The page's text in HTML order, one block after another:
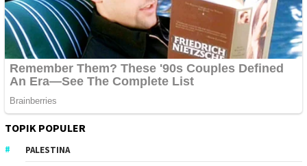
TOPIK POPULER
PALESTINA